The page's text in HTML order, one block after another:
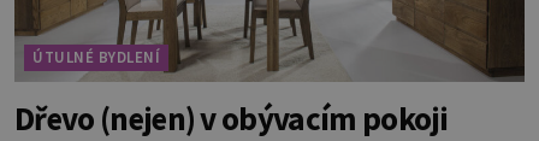
ÚTULNÉ BYDLENÍ
Dřevo (nejen) v obývacím pokoji